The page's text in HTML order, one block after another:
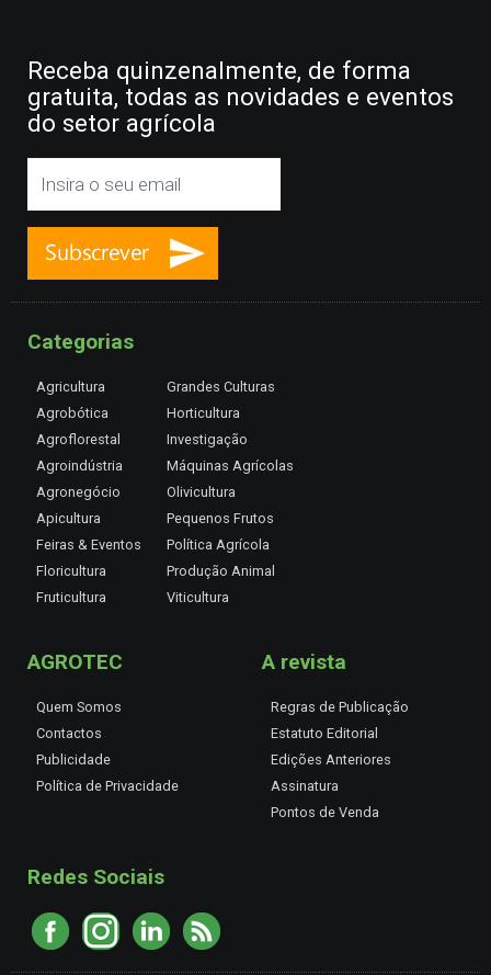
Receba quinzenalmente, de forma
gratuita, todas as novidades e eventos
do setor agrícola
Categorias
Agricultura
Agrobótica
Agroflorestal
Agroindústria
Agronegócio
Apicultura
Feiras & Eventos
Floricultura
Fruticultura
Grandes Culturas
Horticultura
Investigação
Máquinas Agrícolas
Olivicultura
Pequenos Frutos
Política Agrícola
Produção Animal
Viticultura
AGROTEC
Quem Somos
Contactos
Publicidade
Política de Privacidade
A revista
Regras de Publicação
Estatuto Editorial
Edições Anteriores
Assinatura
Pontos de Venda
Redes Sociais